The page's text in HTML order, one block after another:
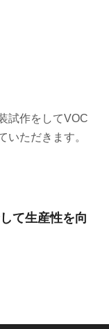
試作をしてVOC
いただきます。
て生産性を向